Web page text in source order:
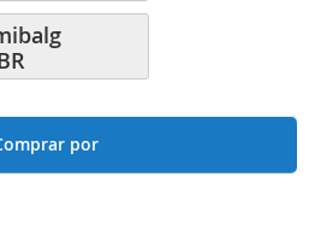
säurebeständigem Edelstahl
an Endfittings und Beschläge
Sie die Schaltflächen unten.
por